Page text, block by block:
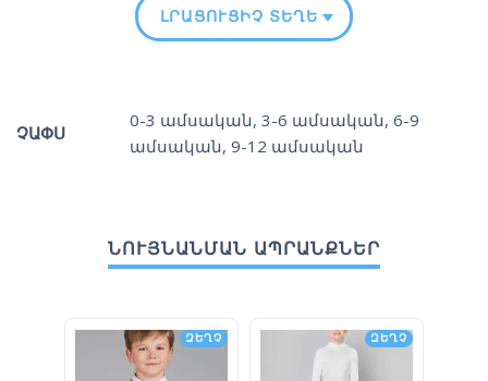
ԼՐԱՑՈՒՑԻՉ ՏԵՂԵԿՈՒԹՅՈՒՆ
ՉԱՓՍ
0-3 ամսական, 3-6 ամսական, 6-9
ամսական, 9-12 ամսական
ՆՈՒՅՆԱՆՄԱՆ ԱՊՐԱՆՔՆԵՐ
ԶԵՂՉ ԶԵՂՉ